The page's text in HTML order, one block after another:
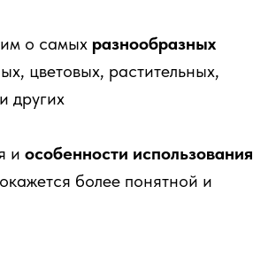
о самых разнообразных
цветовых, растительных,
других
и особенности использования
более понятной и